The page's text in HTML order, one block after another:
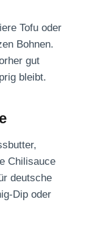
Tofu oder
Bohnen.
gut
bleibt.
Chilisauce
deutsche
Dip oder